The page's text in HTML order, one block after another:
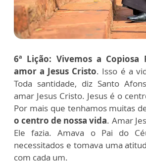
6ª Lição: Vivemos a Copiosa
amor a Jesus Cristo. Isso é a
Toda santidade, diz Santo
amar Jesus Cristo. Jesus é o
Por mais que tenhamos muitas
o centro de nossa vida. Amar
Ele fazia. Amava o Pai do
necessitados e tomava uma
com cada um.